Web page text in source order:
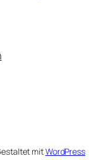
mitWordPress